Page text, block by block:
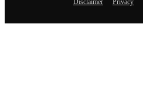
Disclaimer Privacy